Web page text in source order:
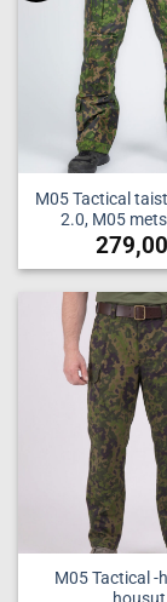
M05 Tactical
2.0, M05
279,00
on
Voit
M05 Tactical -
housut